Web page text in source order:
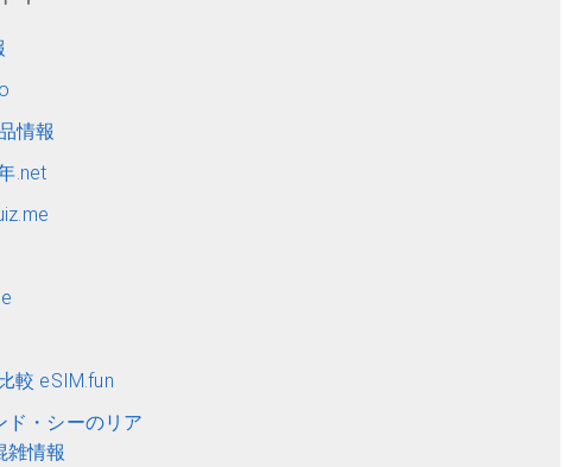
情報
.net
較 eSIM.fun
ド・シーのリア
雑情報